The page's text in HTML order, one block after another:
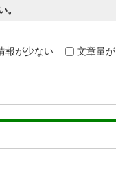
。
報が少ない
文章量が